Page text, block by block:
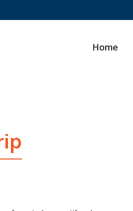
Home